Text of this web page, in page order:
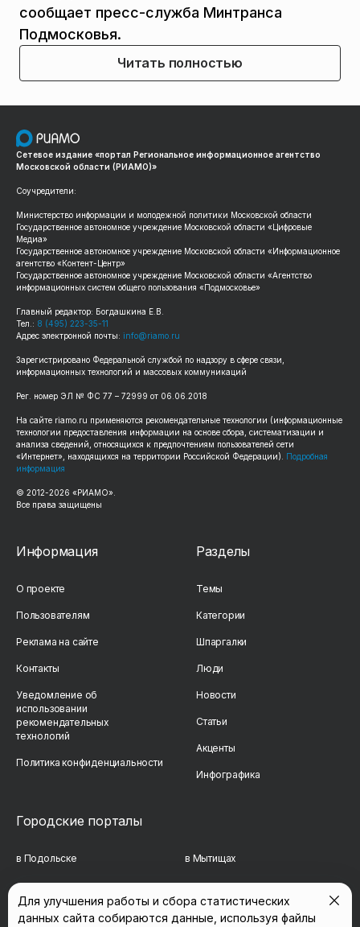
сообщает пресс-служба Минтранса
Подмосковья.
Читать полностью
Сетевое издание «портал Региональное информационное агентство
Московской области (РИАМО)»
Соучредители:
Министерство информации и молодежной политики Московской области
Государственное автономное учреждение Московской области «Цифровые
Медиа»
Государственное автономное учреждение Московской области «Информационное
агентство «Контент-Центр»
Государственное автономное учреждение Московской области «Агентство
информационных систем общего пользования «Подмосковье»
Главный редактор: Богдашкина Е.В.
Тел.: 8 (495) 223-35-11
Адрес электронной почты: info@riamo.ru
Зарегистрировано Федеральной службой по надзору в сфере связи,
информационных технологий и массовых коммуникаций
Рег. номер ЭЛ № ФС 77 – 72999 от 06.06.2018
На сайте riamo.ru применяются рекомендательные технологии (информационные
технологии предоставления информации на основе сбора, систематизации и
анализа сведений, относящихся к предпочтениям пользователей сети
«Интернет», находящихся на территории Российской Федерации). Подробная
информация
© 2012-2026 «РИАМО».
Все права защищены
Информация
О проекте
Пользователям
Реклама на сайте
Контакты
Уведомление об
использовании
рекомендательных
технологий
Политика конфиденциальности
Разделы
Темы
Категории
Шпаргалки
Люди
Новости
Статьи
Акценты
Инфографика
Городские порталы
в Подольске в Мытищах
в Сергиевом Посаде в Люберцах
Для улучшения работы и сбора статистических
данных сайта собираются данные, используя файлы